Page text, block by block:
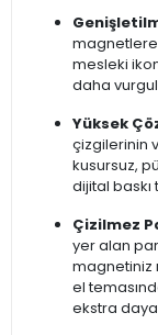
mesleki
daha
Yüksek
çizgilerinin
kusursuz,
dijital baskı
Çizilmez
yer alan
magnetiniz
el
ekstra